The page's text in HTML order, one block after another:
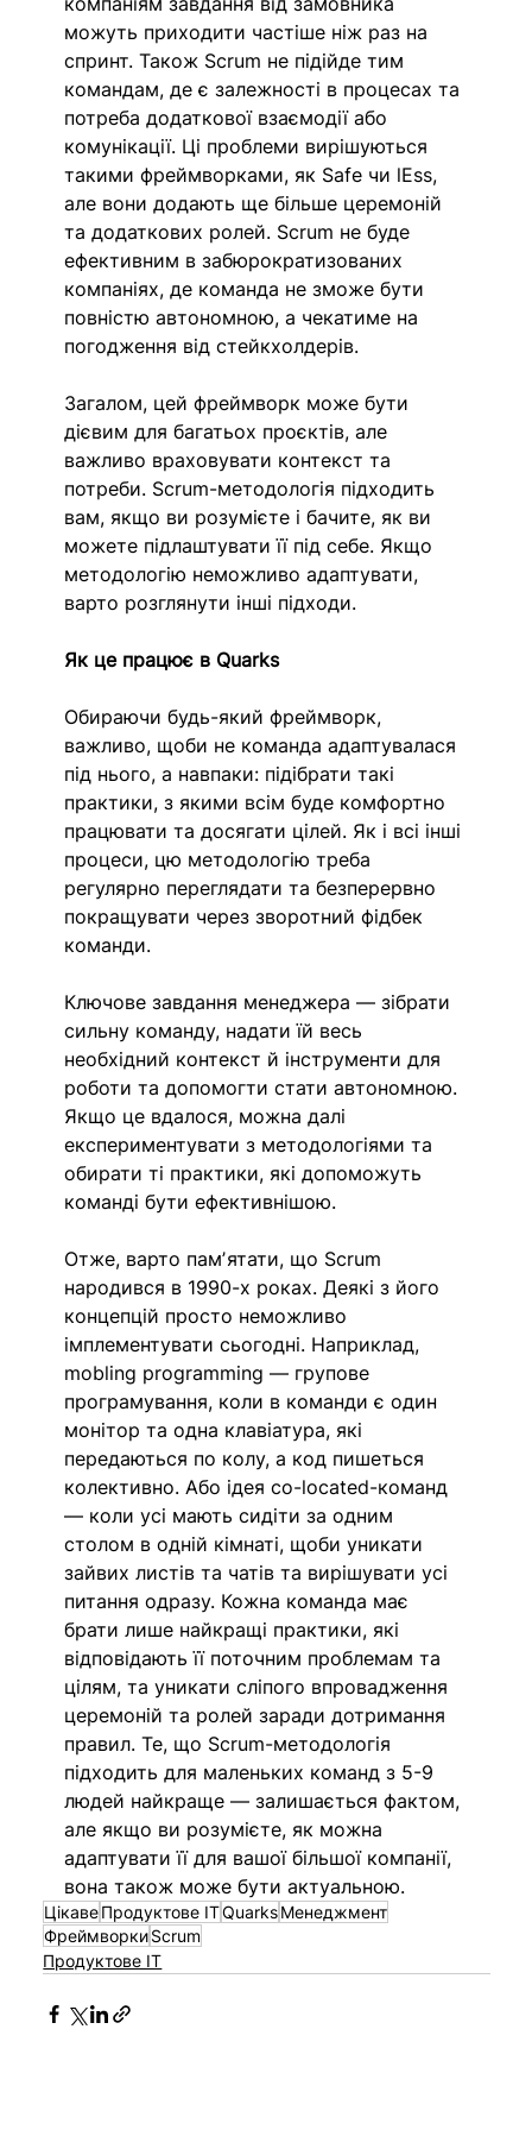
можуть приходити частіше ніж раз на
спринт. Також Scrum не підійде тим
командам, де є залежності в процесах та
потреба додаткової взаємодії або
комунікації. Ці проблеми вирішуються
такими фреймворками, як Safe чи lEss,
але вони додають ще більше церемоній
та додаткових ролей. Scrum не буде
ефективним в забюрократизованих
компаніях, де команда не зможе бути
повністю автономною, а чекатиме на
погодження від стейкхолдерів.
Загалом, цей фреймворк може бути
дієвим для багатьох проєктів, але
важливо враховувати контекст та
потреби. Scrum-методологія підходить
вам, якщо ви розумієте і бачите, як ви
можете підлаштувати її під себе. Якщо
методологію неможливо адаптувати,
варто розглянути інші підходи.
Як це працює в Quarks
Обираючи будь-який фреймворк,
важливо, щоби не команда адаптувалася
під нього, а навпаки: підібрати такі
практики, з якими всім буде комфортно
працювати та досягати цілей. Як і всі інші
процеси, цю методологію треба
регулярно переглядати та безперервно
покращувати через зворотний фідбек
команди.
Ключове завдання менеджера — зібрати
сильну команду, надати їй весь
необхідний контекст й інструменти для
роботи та допомогти стати автономною.
Якщо це вдалося, можна далі
експериментувати з методологіями та
обирати ті практики, які допоможуть
команді бути ефективнішою.
Отже, варто памʼятати, що Scrum
народився в 1990-х роках. Деякі з його
концепцій просто неможливо
імплементувати сьогодні. Наприклад,
mobling programming — групове
програмування, коли в команди є один
монітор та одна клавіатура, які
передаються по колу, а код пишеться
колективно. Або ідея co-located-команд
— коли усі мають сидіти за одним
столом в одній кімнаті, щоби уникати
зайвих листів та чатів та вирішувати усі
питання одразу. Кожна команда має
брати лише найкращі практики, які
відповідають її поточним проблемам та
цілям, та уникати сліпого впровадження
церемоній та ролей заради дотримання
правил. Те, що Scrum-методологія
підходить для маленьких команд з 5-9
людей найкраще — залишається фактом,
але якщо ви розумієте, як можна
адаптувати її для вашої більшої компанії,
вона також може бути актуальною.
ЦікавеПродуктове ІТQuarksМенеджмент
ФреймворкиScrum
Продуктове IT